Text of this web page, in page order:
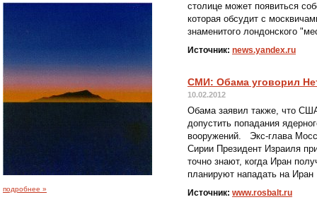
подробнее »
столице может появиться
которая обсудит с
знаменитого лондонского
Источник: news.yandex.ru
СМИ: Обама уговорил
10.02.2012
Обама заявил также, что
допустить попадания
вооружений. Экс-глава
Сирии Президент Израиля
точно знают, когда Иран
планируют нападать на
Источник: www.rosbalt.ru